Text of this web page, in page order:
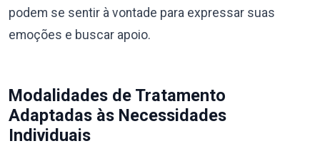
podem se sentir à vontade para expressar suas
emoções e buscar apoio.
Modalidades de Tratamento
Adaptadas às Necessidades
Individuais